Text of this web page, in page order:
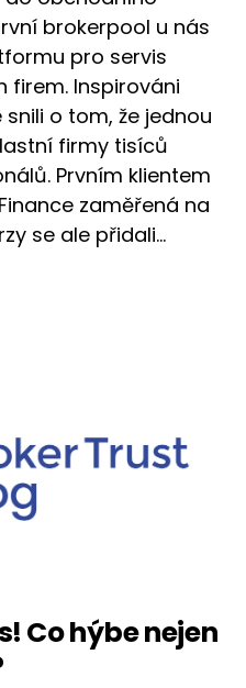
brokerpool u nás
pro servis
firem. Inspirováni
o tom, že jednou
firmy tisíců
Prvním klientem
zaměřená na
se ale přidali…
Co hýbe nejen